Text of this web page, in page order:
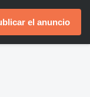
el anuncio